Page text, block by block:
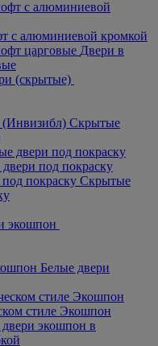
с алюминиевой кромкой
Двери в
(скрытые)
Скрытые
под покраску
Скрытые
экошпон
Белые двери
стиле Экошпон